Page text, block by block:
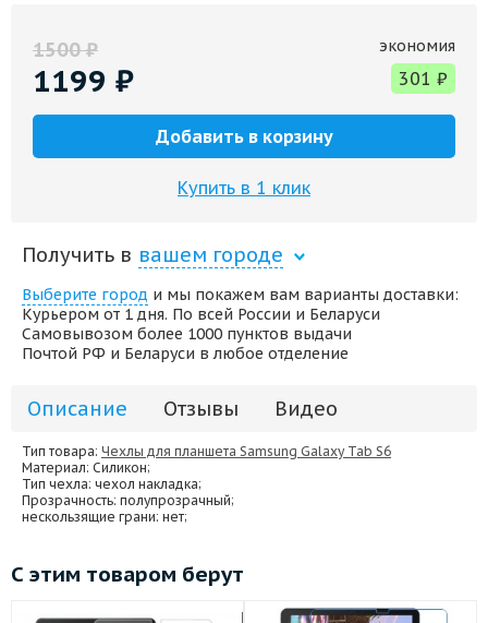
1500₽
1199 ₽
экономия
301 ₽
Добавить в корзину
Купить в 1 клик
Получить в вашем городе
Выберите город и мы покажем вам варианты доставки:
Курьером от 1 дня. По всей России и Беларуси
Самовывозом более 1000 пунктов выдачи
Почтой РФ и Беларуси в любое отделение
Описание Отзывы Видео
Тип товара: Чехлы для планшета Samsung Galaxy Tab S6
Материал: Силикон;
Тип чехла: чехол накладка;
Прозрачность: полупрозрачный;
нескользящие грани: нет;
С этим товаром берут